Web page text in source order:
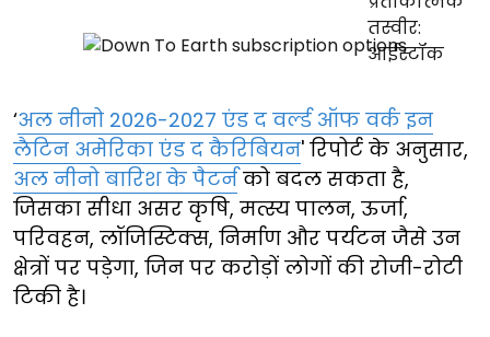
‘अल नीनो 2026-2027 एंड द वर्ल्ड ऑफ वर्क इन
लैटिन अमेरिका एंड द कैरिबियन' रिपोर्ट के अनुसार,
अल नीनो बारिश के पैटर्नको बदल सकता है,
जिसका सीधा असर कृषि, मत्स्य पालन, ऊर्जा,
परिवहन, लॉजिस्टिक्स, निर्माण और पर्यटन जैसे उन
क्षेत्रों पर पड़ेगा, जिन पर करोड़ों लोगों की रोजी-रोटी
टिकी है।